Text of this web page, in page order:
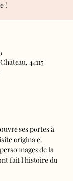
!
44115
ses portes à
originale.
de la
fait l'histoire du